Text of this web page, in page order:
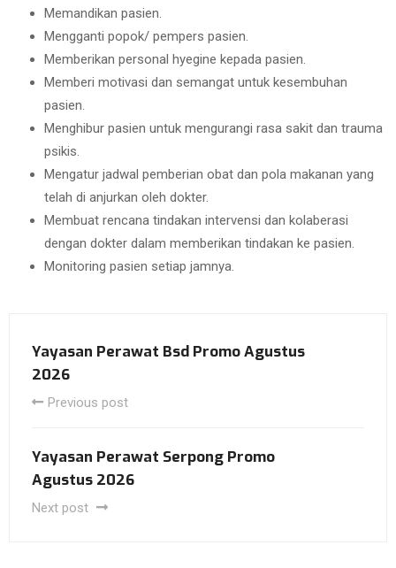
Memandikan pasien.
Mengganti popok/ pempers pasien.
Memberikan personal hyegine kepada pasien.
Memberi motivasi dan semangat untuk kesembuhan
pasien.
Menghibur pasien untuk mengurangi rasa sakit dan trauma
psikis.
Mengatur jadwal pemberian obat dan pola makanan yang
telah di anjurkan oleh dokter.
Membuat rencana tindakan intervensi dan kolaberasi
dengan dokter dalam memberikan tindakan ke pasien.
Monitoring pasien setiap jamnya.
Yayasan Perawat Bsd Promo Agustus
2026
Previous post
Yayasan Perawat Serpong Promo
Agustus 2026
Next post